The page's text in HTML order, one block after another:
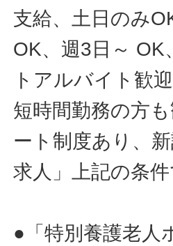
支給、土日のみ
OK、週3日～ OK
トアルバイト歓
短時間勤務の方
ート制度あり、
求人」上記の条
●「特別養護老人